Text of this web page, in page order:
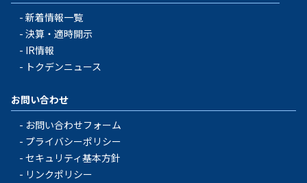
新着情報一覧
決算・適時開示
IR情報
トクデンニュース
お問い合わせ
お問い合わせフォーム
プライバシーポリシー
セキュリティ基本方針
リンクポリシー